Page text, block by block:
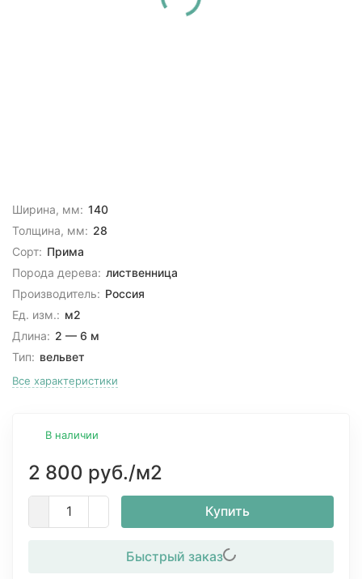
Ширина, мм: 140
Толщина, мм: 28
Сорт: Прима
Порода дерева: лиственница
Производитель: Россия
Ед. изм.: м2
Длина: 2 — 6 м
Тип: вельвет
Все характеристики
В наличии
2 800 руб./м2
Купить
Быстрый заказ